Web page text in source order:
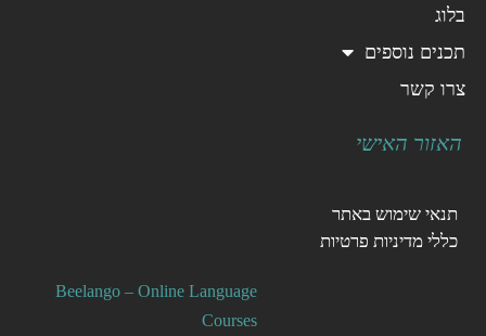
בלוג
תכנים נוספים
צרו קשר
האזור האישי
תנאי שימוש באתר
כללי מדיניות פרטיות
Beelango – Online Language
Courses